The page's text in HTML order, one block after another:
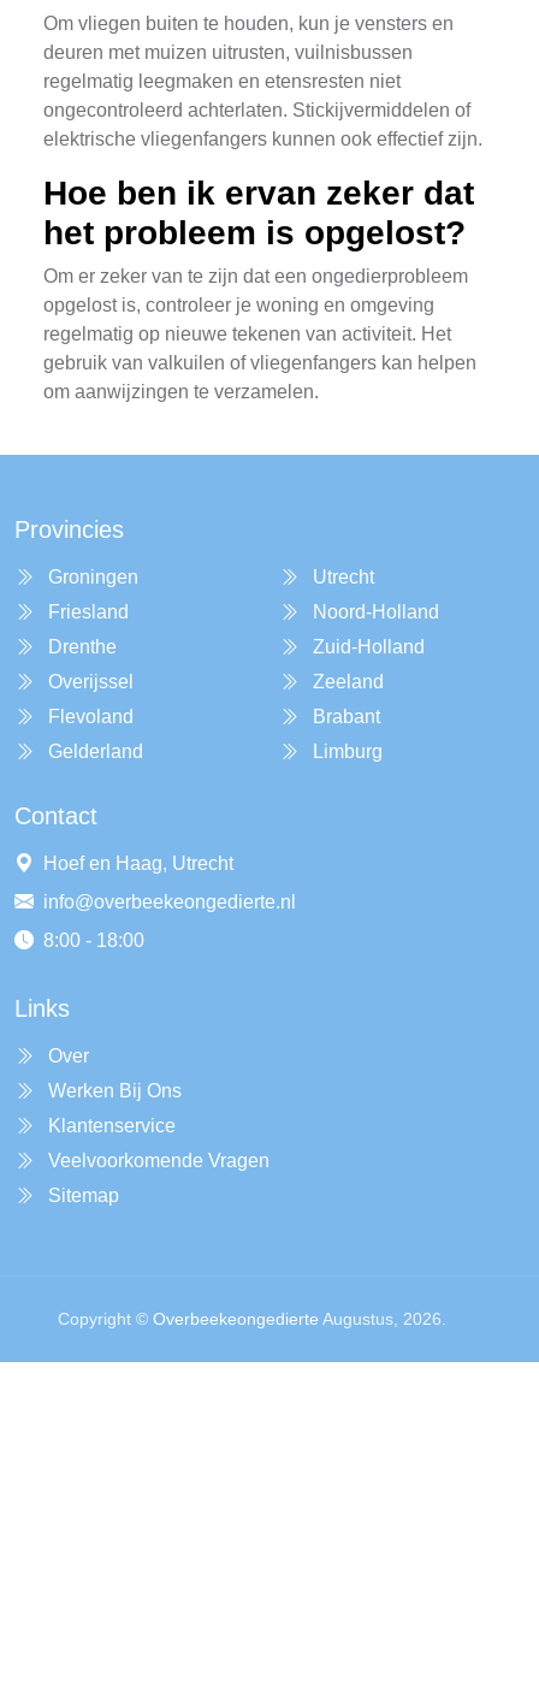
Om vliegen buiten te houden, kun je vensters en
deuren met muizen uitrusten, vuilnisbussen
regelmatig leegmaken en etensresten niet
ongecontroleerd achterlaten. Stickijvermiddelen of
elektrische vliegenfangers kunnen ook effectief zijn.
Hoe ben ik ervan zeker dat
het probleem is opgelost?
Om er zeker van te zijn dat een ongedierprobleem
opgelost is, controleer je woning en omgeving
regelmatig op nieuwe tekenen van activiteit. Het
gebruik van valkuilen of vliegenfangers kan helpen
om aanwijzingen te verzamelen.
Provincies
Groningen
Friesland
Drenthe
Overijssel
Flevoland
Gelderland
Utrecht
Noord-Holland
Zuid-Holland
Zeeland
Brabant
Limburg
Contact
Hoef en Haag, Utrecht
info@overbeekeongedierte.nl
8:00 - 18:00
Links
Over
Werken Bij Ons
Klantenservice
Veelvoorkomende Vragen
Sitemap
Copyright © Overbeekeongedierte Augustus, 2026.